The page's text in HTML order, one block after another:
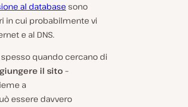
al database sono
in cui probabilmente vi
e al DNS.
quando cercano di
il sito –
a
essere davvero